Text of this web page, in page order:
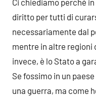
Ci chiediamo perché
diritto per tutti di
necessariamente dal
mentre in altre regioni
invece, è lo Stato a
Se fossimo in un
una guerra, ma come